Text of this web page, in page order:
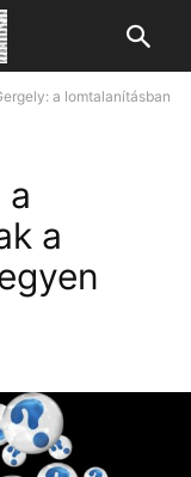
a lomtalanításban
a
a